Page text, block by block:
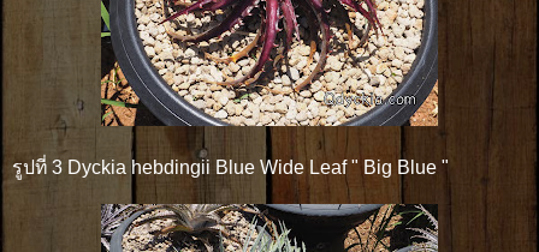
รูปที่ 3 Dyckia hebdingii Blue Wide Leaf " Big Blue "